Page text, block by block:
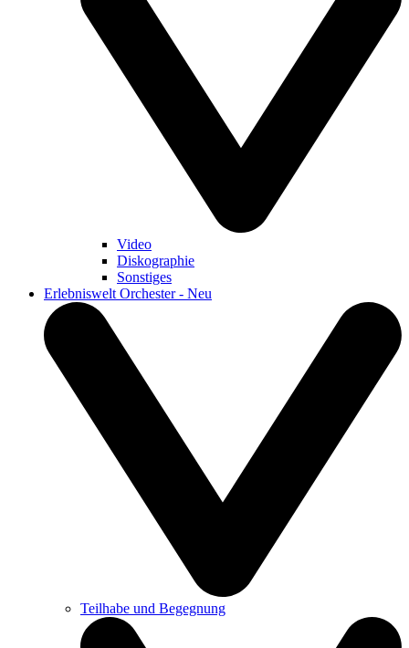
Video
Diskographie
Sonstiges
Erlebniswelt Orchester - Neu
Teilhabe und Begegnung